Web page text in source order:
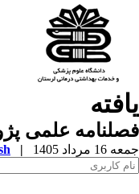
علمی
مرداد 1405 |